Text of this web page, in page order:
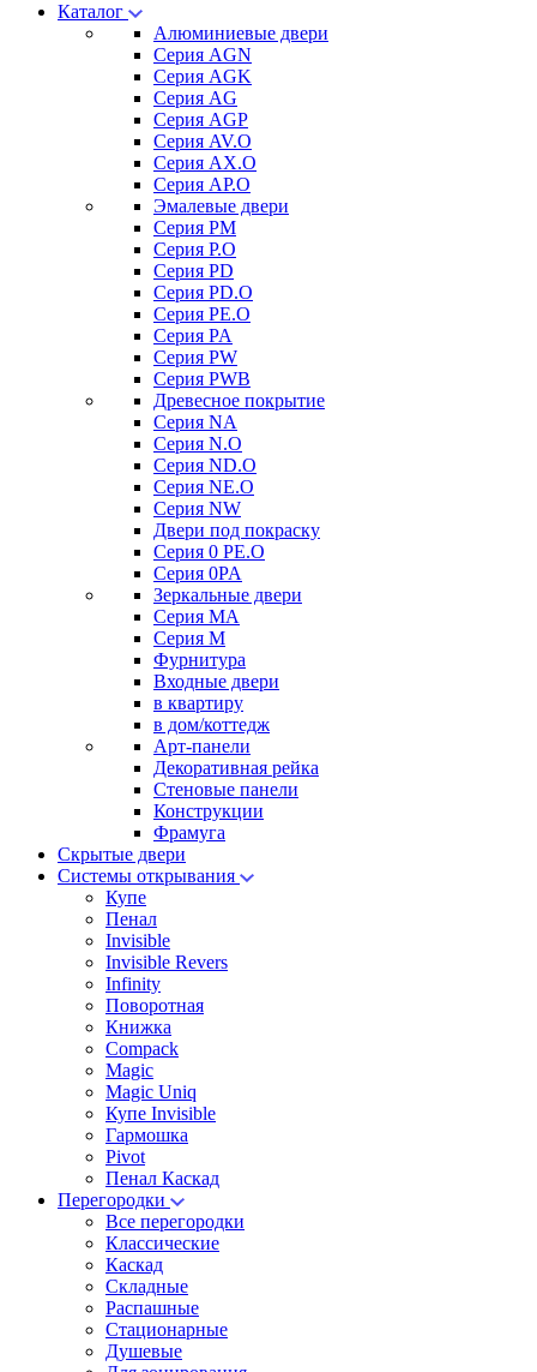
Каталог
Алюминиевые двери
Серия AGN
Серия AGK
Серия AG
Серия AGP
Серия AV.O
Серия AX.O
Серия AP.O
Эмалевые двери
Серия PM
Серия P.O
Серия PD
Серия PD.O
Серия PE.O
Серия PA
Серия PW
Серия PWB
Древесное покрытие
Серия NA
Серия N.O
Серия ND.O
Серия NE.O
Серия NW
Двери под покраску
Серия 0 PE.O
Серия 0PA
Зеркальные двери
Серия MA
Серия M
Фурнитура
Входные двери
в квартиру
в дом/коттедж
Арт-панели
Декоративная рейка
Стеновые панели
Конструкции
Фрамуга
Скрытые двери
Системы открывания
Купе
Пенал
Invisible
Invisible Revers
Infinity
Поворотная
Книжка
Compack
Magic
Magic Uniq
Купе Invisible
Гармошка
Pivot
Пенал Каскад
Перегородки
Все перегородки
Классические
Каскад
Складные
Распашные
Стационарные
Душевые